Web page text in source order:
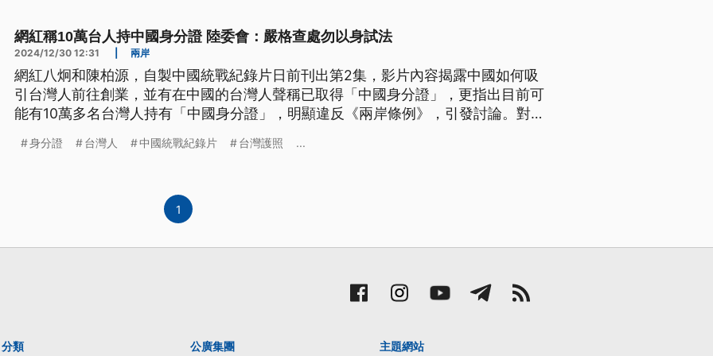
網紅稱10萬台人持中國身分證 陸委會：嚴格查處勿以身試法
2024/12/30 12:31 兩岸
網紅八炯和陳柏源，自製中國統戰紀錄片日前刊出第2集，影片內容揭露中國如何吸
引台灣人前往創業，並有在中國的台灣人聲稱已取得「中國身分證」，更指出目前可
能有10萬多名台灣人持有「中國身分證」，明顯違反《兩岸條例》，引發討論。對
身分證 台灣人 中國統戰紀錄片 台灣護照 ...
1
分類 公廣集團 主題網站